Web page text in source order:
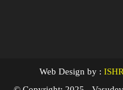
Web Design by :